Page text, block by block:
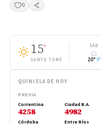
0 Compartir
15°
SANTO TOMÉ
SÁB
20° 9°
QUINIELA DE HOY
PREVIA
Correntina
4258
Ciudad B.A.
4982
Córdoba Entre Ríos